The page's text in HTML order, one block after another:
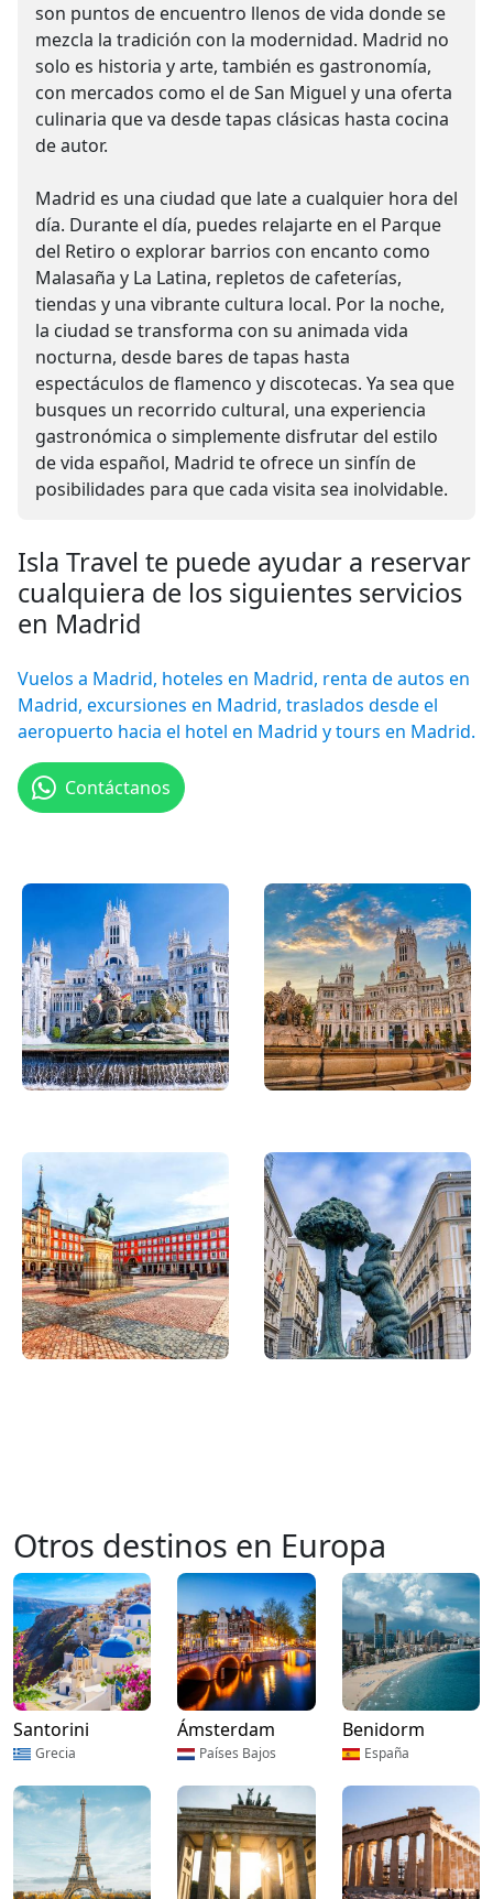
son puntos de encuentro llenos de vida donde se
mezcla la tradición con la modernidad. Madrid no
solo es historia y arte, también es gastronomía,
con mercados como el de San Miguel y una oferta
culinaria que va desde tapas clásicas hasta cocina
de autor.
Madrid es una ciudad que late a cualquier hora del
día. Durante el día, puedes relajarte en el Parque
del Retiro o explorar barrios con encanto como
Malasaña y La Latina, repletos de cafeterías,
tiendas y una vibrante cultura local. Por la noche,
la ciudad se transforma con su animada vida
nocturna, desde bares de tapas hasta
espectáculos de flamenco y discotecas. Ya sea que
busques un recorrido cultural, una experiencia
gastronómica o simplemente disfrutar del estilo
de vida español, Madrid te ofrece un sinfín de
posibilidades para que cada visita sea inolvidable.
Isla Travel te puede ayudar a reservar
cualquiera de los siguientes servicios
en Madrid
Vuelos a Madrid, hoteles en Madrid, renta de autos en
Madrid, excursiones en Madrid, traslados desde el
aeropuerto hacia el hotel en Madrid y tours en Madrid.
Contáctanos
Otros destinos en Europa
Santorini
Grecia
Ámsterdam
Países Bajos
Benidorm
España